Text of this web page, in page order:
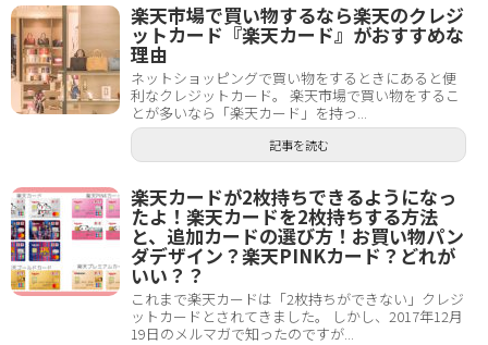
楽天市場で買い物するなら楽天のクレジ
ットカード『楽天カード』がおすすめな
理由
ネットショッピングで買い物をするときにあると便
利なクレジットカード。 楽天市場で買い物をするこ
とが多いなら「楽天カード」を持っ...
記事を読む
楽天カードが2枚持ちできるようになっ
たよ！楽天カードを2枚持ちする方法
と、追加カードの選び方！お買い物パン
ダデザイン？楽天PINKカード？どれが
いい？？
これまで楽天カードは「2枚持ちができない」クレジ
ットカードとされてきました。 しかし、2017年12月
19日のメルマガで知ったのですが...